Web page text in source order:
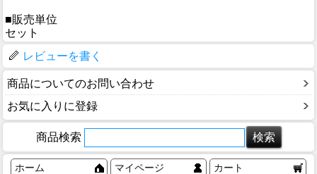
■販売単位
セット
レビューを書く
商品についてのお問い合わせ
お気に入りに登録
商品検索
ホーム マイページ カート